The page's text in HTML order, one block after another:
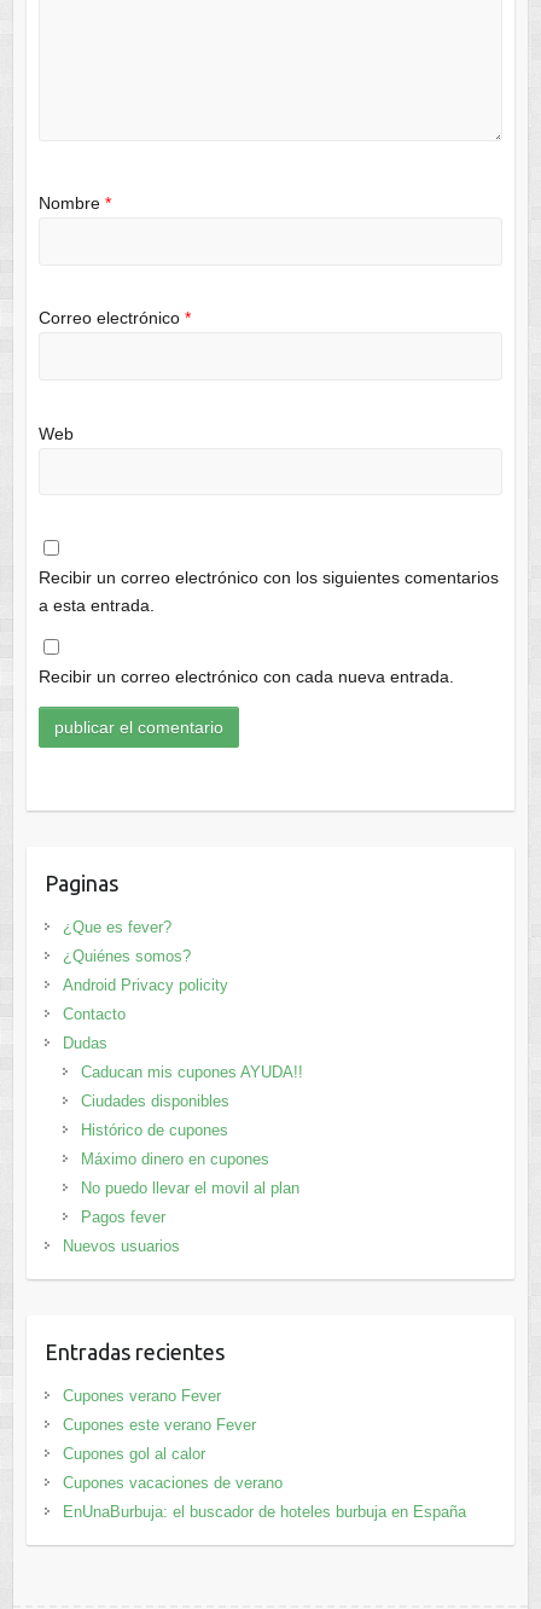
Nombre *
Correo electrónico *
Web
Recibir un correo electrónico con los siguientes comentarios
a esta entrada.
Recibir un correo electrónico con cada nueva entrada.
Paginas
¿Que es fever?
¿Quiénes somos?
Android Privacy policity
Contacto
Dudas
Caducan mis cupones AYUDA!!
Ciudades disponibles
Histórico de cupones
Máximo dinero en cupones
No puedo llevar el movil al plan
Pagos fever
Nuevos usuarios
Entradas recientes
Cupones verano Fever
Cupones este verano Fever
Cupones gol al calor
Cupones vacaciones de verano
EnUnaBurbuja: el buscador de hoteles burbuja en España